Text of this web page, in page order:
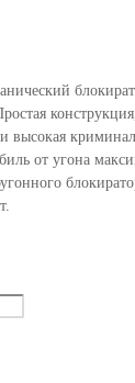
высокая
от угона